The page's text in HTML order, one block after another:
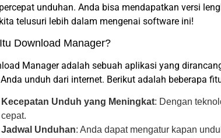
unduhan. Anda bisa mendapatkan versi
telusuri lebih dalam mengenai software ini!
Download Manager?
Manager adalah sebuah aplikasi yang
unduh dari internet. Berikut adalah beberapa
Kecepatan Unduh yang Meningkat: Dengan
cepat.
Jadwal Unduhan: Anda dapat mengatur kapan